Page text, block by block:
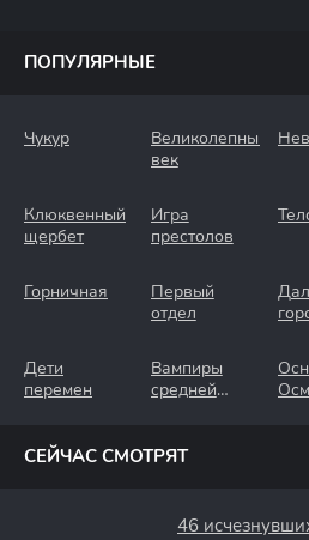
ПОПУЛЯРНЫЕ
Чукур
Великолепный
век
Клюквенный
щербет
Игра
престолов
Горничная
Первый
отдел
Дети
перемен
Вампиры
средней
СЕЙЧАС СМОТРЯТ
46